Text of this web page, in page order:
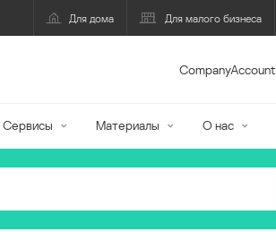
Для дома Для малого бизнеса
CompanyAccount
Сервисы Материалы О нас